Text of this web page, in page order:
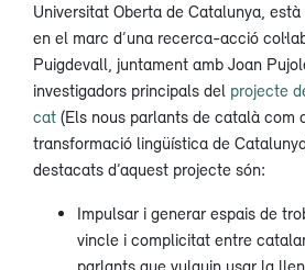
Universitat Oberta de Catalunya, està
en el marc d’una recerca-acció
Puigdevall, juntament amb Joan
investigadors principals del projecte
cat (Els nous parlants de català com
transformació lingüística de
destacats d’aquest projecte són:
Impulsar i generar espais de
vincle i complicitat entre
parlants que vulguin usar la